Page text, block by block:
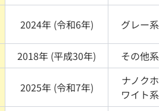
2024年 (令和6年) グレー系
2018年 (平成30年) その他系
2025年 (令和7年)
ナノクホ
ワイト系